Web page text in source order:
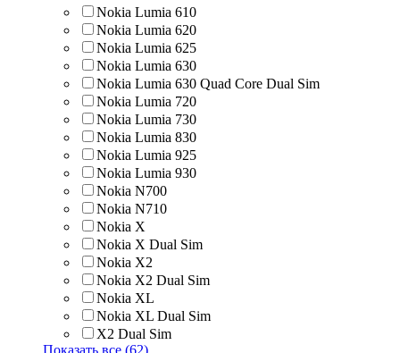
Nokia Lumia 610
Nokia Lumia 620
Nokia Lumia 625
Nokia Lumia 630
Nokia Lumia 630 Quad Core Dual Sim
Nokia Lumia 720
Nokia Lumia 730
Nokia Lumia 830
Nokia Lumia 925
Nokia Lumia 930
Nokia N700
Nokia N710
Nokia X
Nokia X Dual Sim
Nokia X2
Nokia X2 Dual Sim
Nokia XL
Nokia XL Dual Sim
X2 Dual Sim
Показать все (62)